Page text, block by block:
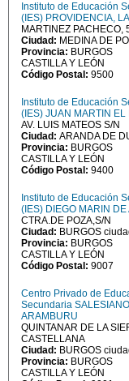
Instituto de Educación
(IES) PROVIDENCIA, LA
MARTINEZ PACHECO,
Ciudad: MEDINA DE
Provincia: BURGOS
CASTILLA Y LEÓN
Código Postal: 9500
Instituto de Educación
(IES) JUAN MARTIN
AV. LUIS MATEOS S/N
Ciudad: ARANDA DE
Provincia: BURGOS
CASTILLA Y LEÓN
Código Postal: 9400
Instituto de Educación
(IES) DIEGO MARIN
CTRA.DE POZA,S/N
Ciudad: BURGOS
Provincia: BURGOS
CASTILLA Y LEÓN
Código Postal: 9007
Centro Privado de
Secundaria
ARAMBURU
QUINTANAR DE LA
CASTELLANA
Ciudad: BURGOS
Provincia: BURGOS
CASTILLA Y LEÓN